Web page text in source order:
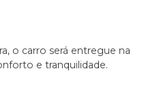
o carro será entregue na
e tranquilidade.